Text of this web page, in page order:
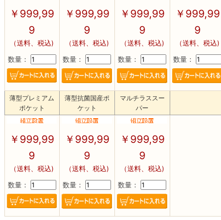
￥ 999,99
9
（送料、税込)
数量：
￥ 999,99
9
（送料、税込)
数量：
￥ 999,99
9
（送料、税込)
数量：
￥ 999,99
9
（送料、税込)
数量：
薄型プレミアム
ポケット
薄型抗菌国産ポ
ケット
マルチラススー
パー
￥ 999,99
9
（送料、税込)
数量：
￥ 999,99
9
（送料、税込)
数量：
￥ 999,99
9
（送料、税込)
数量：